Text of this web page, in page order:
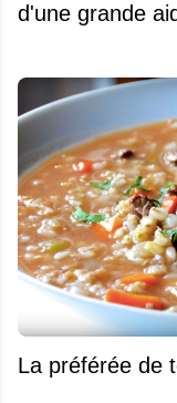
d'une grande
La préférée de